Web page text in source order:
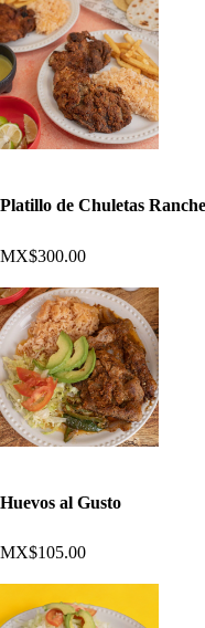
Platillo de Chuletas
MX$300.00
Huevos al Gusto
MX$105.00